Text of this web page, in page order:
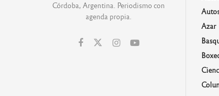
Córdoba, Argentina. Periodismo con
agenda propia.
Azar